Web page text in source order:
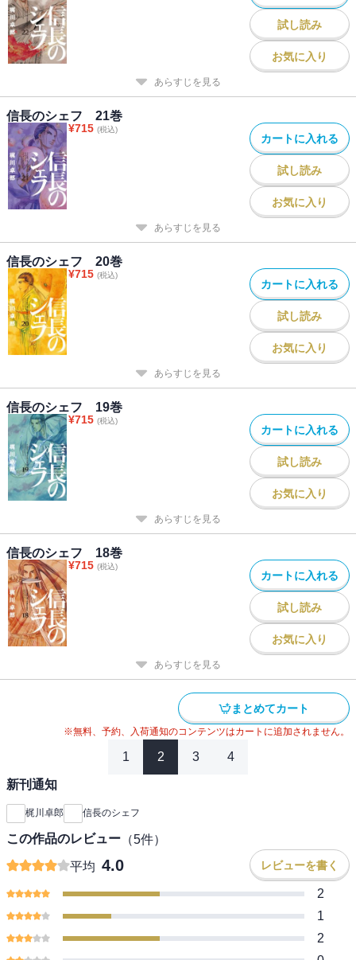
試し読み
お気に入り
あらすじを見る
信長のシェフ 21巻
¥715 (税込)
カートに入れる
試し読み
お気に入り
あらすじを見る
信長のシェフ 20巻
¥715 (税込)
カートに入れる
試し読み
お気に入り
あらすじを見る
信長のシェフ 19巻
¥715 (税込)
カートに入れる
試し読み
お気に入り
あらすじを見る
信長のシェフ 18巻
¥715 (税込)
カートに入れる
試し読み
お気に入り
あらすじを見る
まとめてカート
※無料、予約、入荷通知のコンテンツはカートに追加されません。
1 2 3 4
新刊通知
梶川卓郎 信長のシェフ
この作品のレビュー （5件）
平均 4.0 レビューを書く
2
1
2